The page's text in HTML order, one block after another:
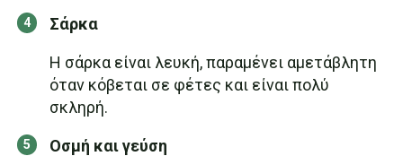
Σάρκα
Η σάρκα είναι λευκή, παραμένει αμετάβλητη
όταν κόβεται σε φέτες και είναι πολύ
σκληρή.
Οσμή και γεύση